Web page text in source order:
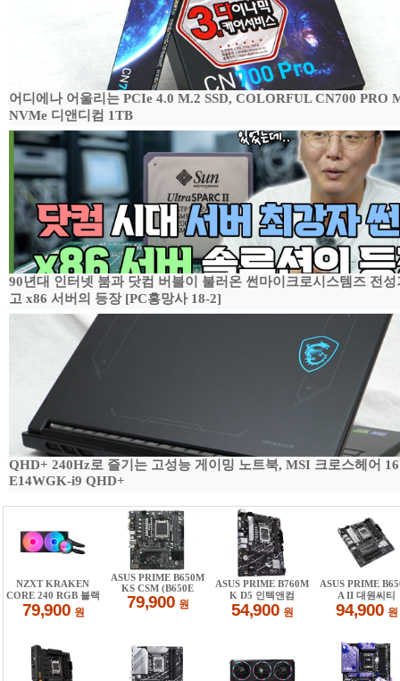
어디에나 어울리는 PCIe 4.0 M.2 SSD, COLORFUL CN700 PRO
NVMe 디앤디컴 1TB
90년대 인터넷 붐과 닷컴 버블이 불러온 썬마이크로시스템즈 전성
고 x86 서버의 등장 [PC흥망사 18-2]
QHD+ 240Hz로 즐기는 고성능 게이밍 노트북, MSI 크로스헤어
E14WGK-i9 QHD+